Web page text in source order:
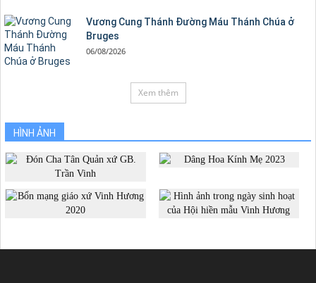
Vương Cung Thánh Ðường Máu Thánh Chúa ở
Bruges
06/08/2026
Xem thêm
HÌNH ẢNH